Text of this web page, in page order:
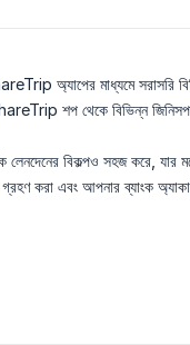
অ্যাপের মাধ্যমে সরাসরি
শপ থেকে বিভিন্ন
বিকল্পও সহজ করে, যার
গ্রহণ করা এবং আপনার ব্যাংক